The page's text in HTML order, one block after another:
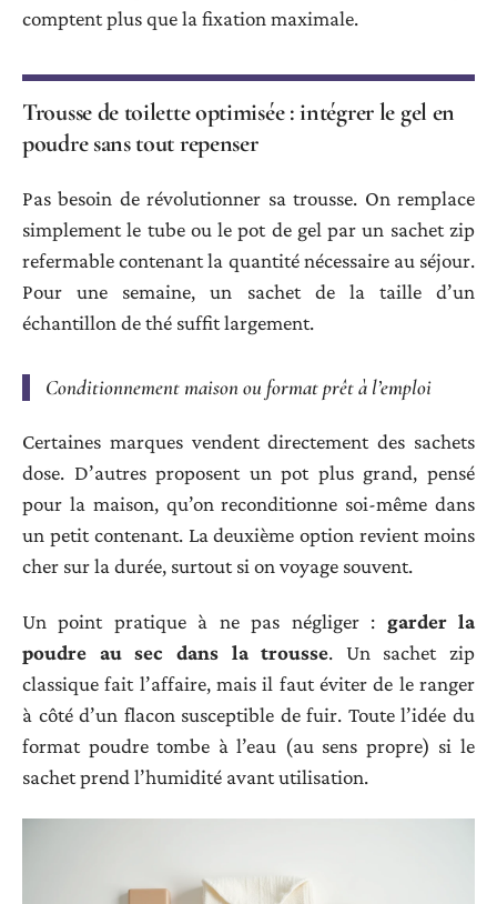
comptent plus que la fixation maximale.
Trousse de toilette optimisée : intégrer le gel en
poudre sans tout repenser
Pas besoin de révolutionner sa trousse. On remplace
simplement le tube ou le pot de gel par un sachet zip
refermable contenant la quantité nécessaire au séjour.
Pour une semaine, un sachet de la taille d’un
échantillon de thé suffit largement.
Conditionnement maison ou format prêt à l’emploi
Certaines marques vendent directement des sachets
dose. D’autres proposent un pot plus grand, pensé
pour la maison, qu’on reconditionne soi-même dans
un petit contenant. La deuxième option revient moins
cher sur la durée, surtout si on voyage souvent.
Un point pratique à ne pas négliger : garder la
poudre au sec dans la trousse. Un sachet zip
classique fait l’affaire, mais il faut éviter de le ranger
à côté d’un flacon susceptible de fuir. Toute l’idée du
format poudre tombe à l’eau (au sens propre) si le
sachet prend l’humidité avant utilisation.